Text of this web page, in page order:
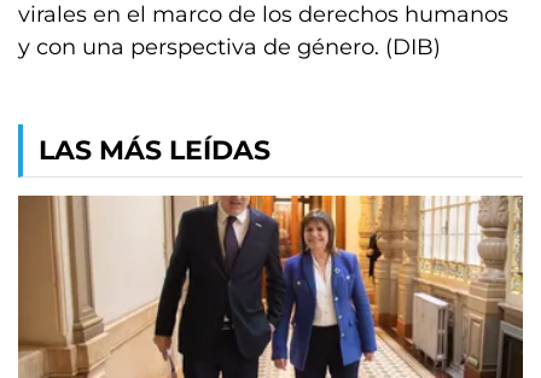
virales en el marco de los derechos humanos
y con una perspectiva de género. (DIB)
LAS MÁS LEÍDAS